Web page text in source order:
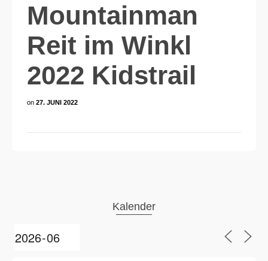
Mountainman
Reit im Winkl
2022 Kidstrail
on 27. JUNI 2022
Kalender